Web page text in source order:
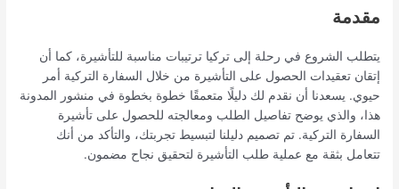
مقدمة
يتطلب الشروع في رحلة إلى تركيا ترتيبات مناسبة للتأشيرة، كما أن
إتقان تعقيدات الحصول على التأشيرة من خلال السفارة التركية أمر
حيوي. يسعدنا أن نقدم لك دليلًا متعمقًا خطوة بخطوة في منشور المدونة
هذا، والذي يوضح تفاصيل الطلب ومعالجته للحصول على تأشيرة
السفارة التركية. تم تصميم دليلنا لتبسيط تجربتك، والتأكد من أنك
تتعامل بثقة مع عملية طلب التأشيرة لتحقيق نجاح مضمون.